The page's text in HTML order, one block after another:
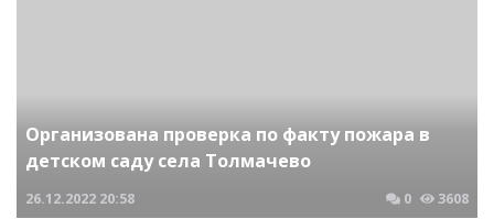
Организована проверка по факту пожара в
детском саду села Толмачево
26.12.2022 20:58 0 3608